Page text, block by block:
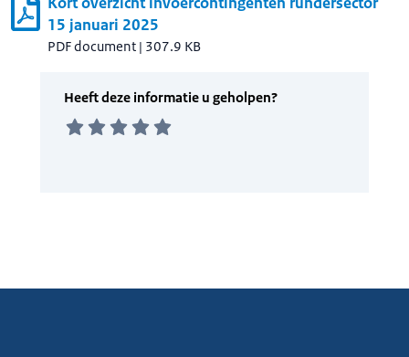
15 januari 2025
PDF document | 307.9 KB